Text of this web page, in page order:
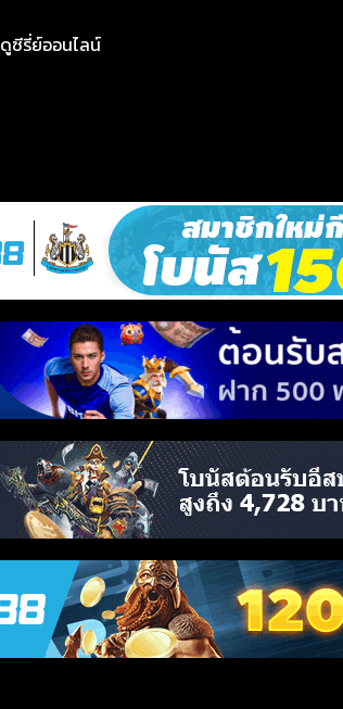
ดูซีรี่ย์ออนไลน์